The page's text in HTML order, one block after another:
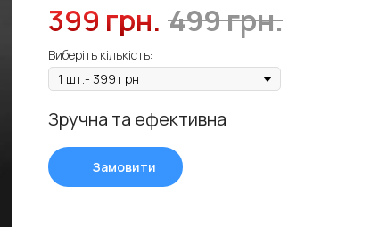
399 грн. 499грн.
Виберіть кількість:
Зручна та ефективна
Замовити